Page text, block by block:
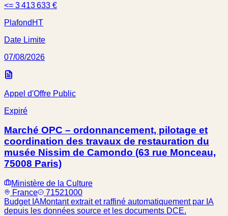
<= 3 413 633 €
Plafond HT
Date Limite
07/08/2026
Appel d'Offre Public
Expiré
Marché OPC – ordonnancement, pilotage et
coordination des travaux de restauration du
musée Nissim de Camondo (63 rue Monceau,
75008 Paris)
Ministère de la Culture
France
71521000
Budget IAMontant extrait et raffiné automatiquement par IA
depuis les données source et les documents DCE.